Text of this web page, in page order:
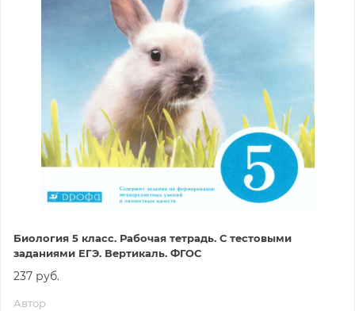
Биология 5 класс. Рабочая тетрадь. С тестовыми
заданиями ЕГЭ. Вертикаль. ФГОС
237 руб.
Автор